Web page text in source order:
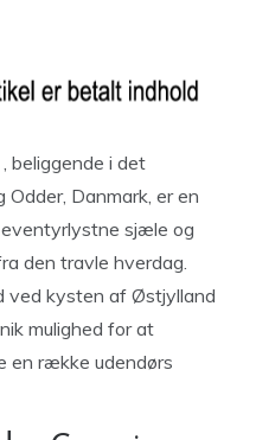
, beliggende i det
Danmark, er en
sjæle og
den travle hverdag.
ved kysten af Østjylland
mulighed for at
en række udendørs